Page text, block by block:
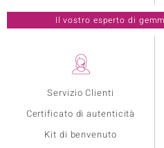
Servizio Clienti
Certificato di autenticità
Kit di benvenuto
Il vostro esperto di